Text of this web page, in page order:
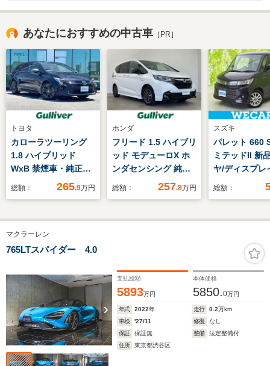
あなたにおすすめの中古車 ［PR］
トヨタ
カローラツーリング
1.8 ハイブリッド
WxB 禁煙車・純正デ
ィスプレイオーディ
ス・ブラインドスポッ
トモニター・クルーズ
コントロール・前後コ
ヘッドライト・オート
マチックハイビーム
総額： 265.9万円
ホンダ
フリード 1.5 ハイブリ
ッド モデューロX ホ
ンダセンシング 純正
ナビ バックカメラ
グ 誤発進抑制機能
ング 車線逸脱防止
レーダークルーズコン
トロール LE
総額： 257.8万円
スズキ
パレット 660
ミテッドII 新
ヤ/ディスプレ
ディオ/両側電
HID/ETC/EBD
アバッグ 助
バッグ サイド
総額：
マクラーレン
765LTスパイダー 4.0
支払総額
5893万円
本体価格
5850.0万円
年式 2022年 走行 0.2万km
車検
'27/11 修復
なし
保証
保証無 整備
法定整備付
住所
東京都渋谷区